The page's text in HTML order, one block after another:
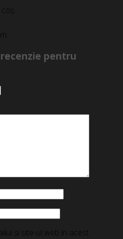
pentru
și site-ul web în acest